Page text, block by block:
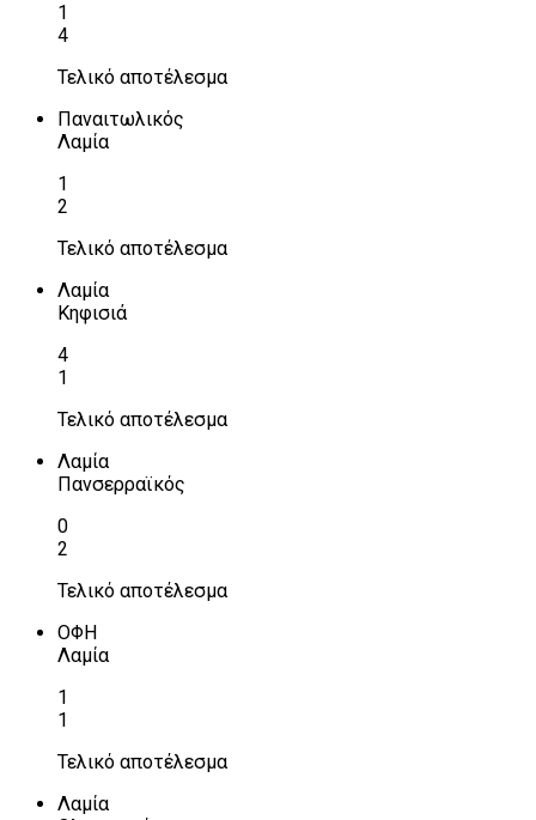
1
4
Τελικό αποτέλεσμα
Παναιτωλικός
Λαμία
1
2
Τελικό αποτέλεσμα
Λαμία
Κηφισιά
4
1
Τελικό αποτέλεσμα
Λαμία
Πανσερραϊκός
0
2
Τελικό αποτέλεσμα
ΟΦΗ
Λαμία
1
1
Τελικό αποτέλεσμα
Λαμία